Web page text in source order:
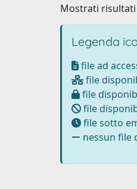
Mostrati risultati
Legenda
file ad
file
file
file
file sotto
nessun file